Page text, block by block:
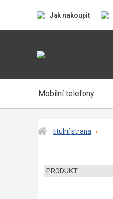
Jak nakoupit
Mobilní telefony
titulní strana
PRODUKT